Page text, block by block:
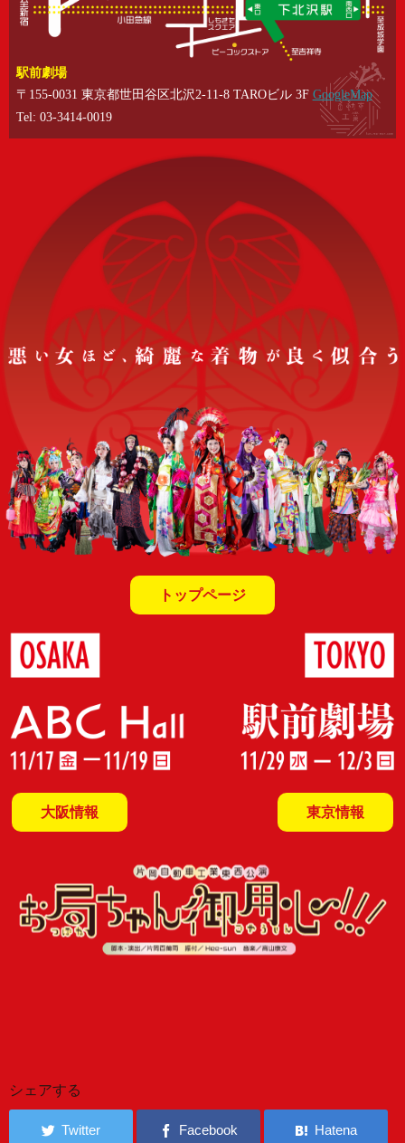
駅前劇場
〒155-0031 東京都世田谷区北沢2-11-8 TAROビル 3F GoogleMap
Tel: 03-3414-0019
トップページ
大阪情報 東京情報
シェアする